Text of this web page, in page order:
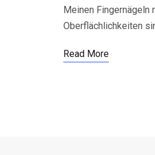
Meinen Fingernägeln
Oberflächlichkeiten
Read More